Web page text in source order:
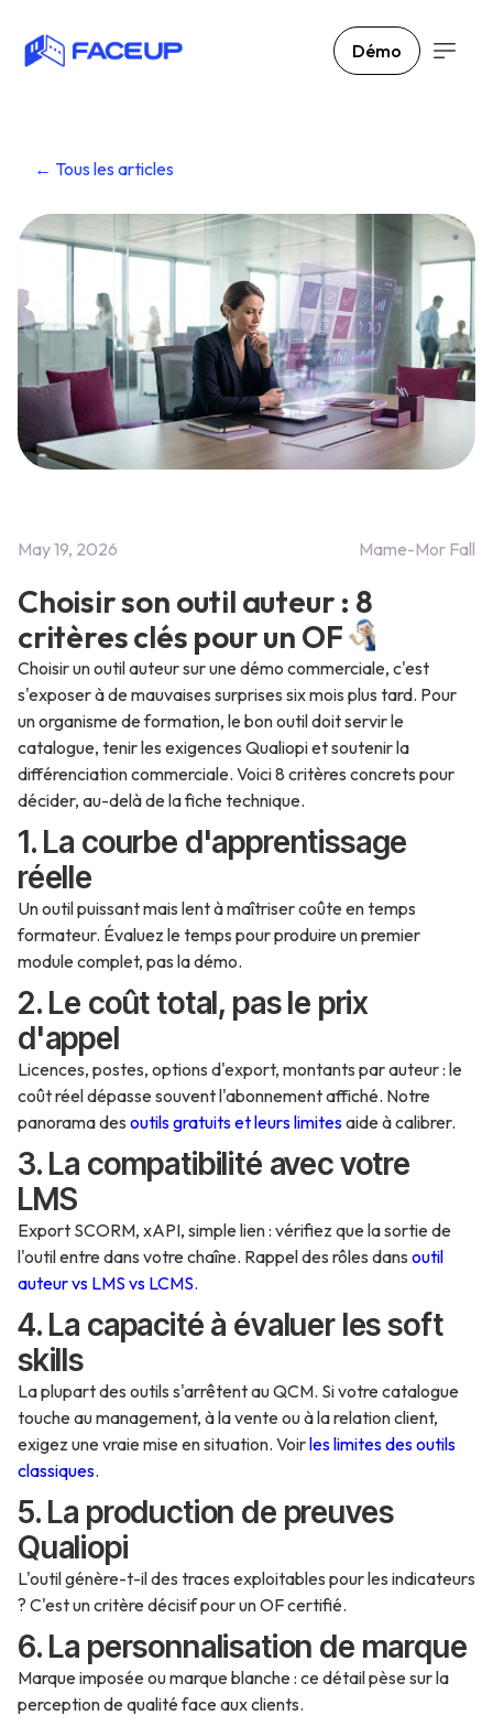
Démo
← Tous les articles
May 19, 2026 Mame-Mor Fall
Choisir son outil auteur : 8
critères clés pour un OF
Choisir un outil auteur sur une démo commerciale, c'est
s'exposer à de mauvaises surprises six mois plus tard. Pour
un organisme de formation, le bon outil doit servir le
catalogue, tenir les exigences Qualiopi et soutenir la
différenciation commerciale. Voici 8 critères concrets pour
décider, au-delà de la fiche technique.
1. La courbe d'apprentissage
réelle
Un outil puissant mais lent à maîtriser coûte en temps
formateur. Évaluez le temps pour produire un premier
module complet, pas la démo.
2. Le coût total, pas le prix
d'appel
Licences, postes, options d'export, montants par auteur : le
coût réel dépasse souvent l'abonnement affiché. Notre
panorama des outils gratuits et leurs limitesaide à calibrer.
3. La compatibilité avec votre
LMS
Export SCORM, xAPI, simple lien : vérifiez que la sortie de
l'outil entre dans votre chaîne. Rappel des rôles dans outil
auteur vs LMS vs LCMS.
4. La capacité à évaluer les soft
skills
La plupart des outils s'arrêtent au QCM. Si votre catalogue
touche au management, à la vente ou à la relation client,
exigez une vraie mise en situation. Voirles limites des outils
classiques.
5. La production de preuves
Qualiopi
L'outil génère-t-il des traces exploitables pour les indicateurs
? C'est un critère décisif pour un OF certifié.
6. La personnalisation de marque
Marque imposée ou marque blanche : ce détail pèse sur la
perception de qualité face aux clients.